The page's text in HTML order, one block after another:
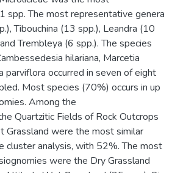
spp. The most representative genera
Tibouchina (13 spp.), Leandra (10
Trembleya (6 spp.). The species
hilariana, Marcetia
parviflora occurred in seven of eight
Most species (70%) occurs in up
Among the
Quartzitic Fields of Rock Outcrops
were the most similar
cluster analysis, with 52%. The most
were the Dry Grassland